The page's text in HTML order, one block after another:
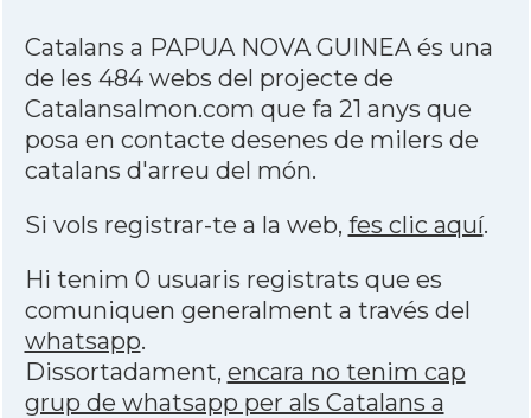
Catalans a PAPUA NOVA GUINEA és una
de les 484 webs del projecte de
Catalansalmon.com que fa 21 anys que
posa en contacte desenes de milers de
catalans d'arreu del món.
Si vols registrar-te a la web, fes clic aquí.
Hi tenim 0 usuaris registrats que es
comuniquen generalment a través del
whatsapp.
Dissortadament, encara no tenim cap
grup de whatsapp per als Catalans a